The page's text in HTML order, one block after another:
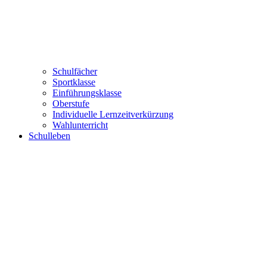
Schulfächer
Sportklasse
Einführungsklasse
Oberstufe
Individuelle Lernzeitverkürzung
Wahlunterricht
Schulleben